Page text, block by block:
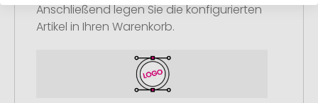
Anschließend legen Sie die konfigurierten
Artikel in Ihren Warenkorb.